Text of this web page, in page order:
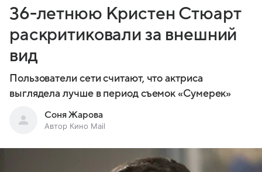
36-летнюю Кристен Стюарт
раскритиковали за внешний
вид
Пользователи сети считают, что актриса
выглядела лучше в период съемок «Сумерек»
Соня Жарова
Автор Кино Mail